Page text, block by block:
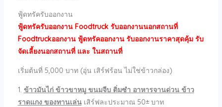
ฟู้ดทรัครับออกงาน
ฟู้ดทรัครับออกงาน Foodtruck รับออกงานนอกสถานที่
Foodtruckออกงาน ฟู้ดทรัคออกงาน รับออกงานราคาสุดคุ้ม รับ
จัดเลี้ยงนอกสถานที่ และ ในสถานที่
เริ่มต้นที่ 5,000 บาท (อุ่น เสิร์ฟร้อน ไม่ใช่ข้าวกล่อง)
1. ข้าวมันไก่ ข้าวขาหมู ขนมจีบ ติ่มซำ อาหารจานด่วน ข้าว
ราดแกง ของทานเล่น เสิร์ฟละประมาณ 50± บาท